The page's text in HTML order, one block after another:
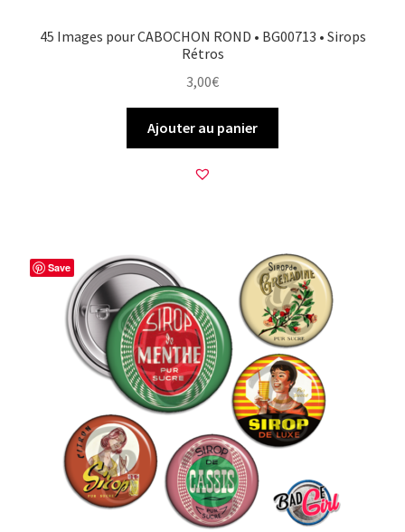
45 Images pour CABOCHON ROND • BG00713 • Sirops
Rétros
3,00€
Ajouter au panier
Save